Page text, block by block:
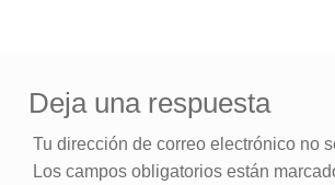
Deja una respuesta
Tu dirección de correo electrónico no
Los campos obligatorios están